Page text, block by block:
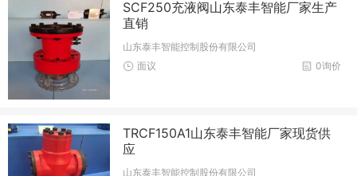
SCF250充液阀山东泰丰智能厂家生产
直销
山东泰丰智能控制股份有限公司
0询价
面议
TRCF150A1山东泰丰智能厂家现货供
应
山东泰丰智能控制股份有限公司